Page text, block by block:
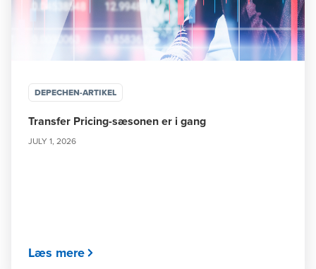
DEPECHEN-ARTIKEL
Transfer Pricing-sæsonen er i gang
JULY 1, 2026
Læs mere